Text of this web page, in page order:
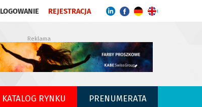
LOGOWANIE REJESTRACJA
Reklama
KATALOG RYNKU PRENUMERATA